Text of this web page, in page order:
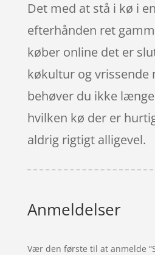
Det med at stå i kø i
efterhånden ret
køber online det er
køkultur og vrissende
behøver du ikke
hvilken kø der er
aldrig rigtigt alligevel.
Anmeldelser
Vær den første til at anmelde